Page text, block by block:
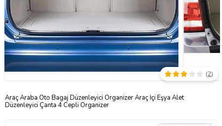
Araç Araba Oto Bagaj Düzenleyici Organizer Araç İçi Eşya Alet
Düzenleyici Çanta 4 Cepli Organizer
(2)